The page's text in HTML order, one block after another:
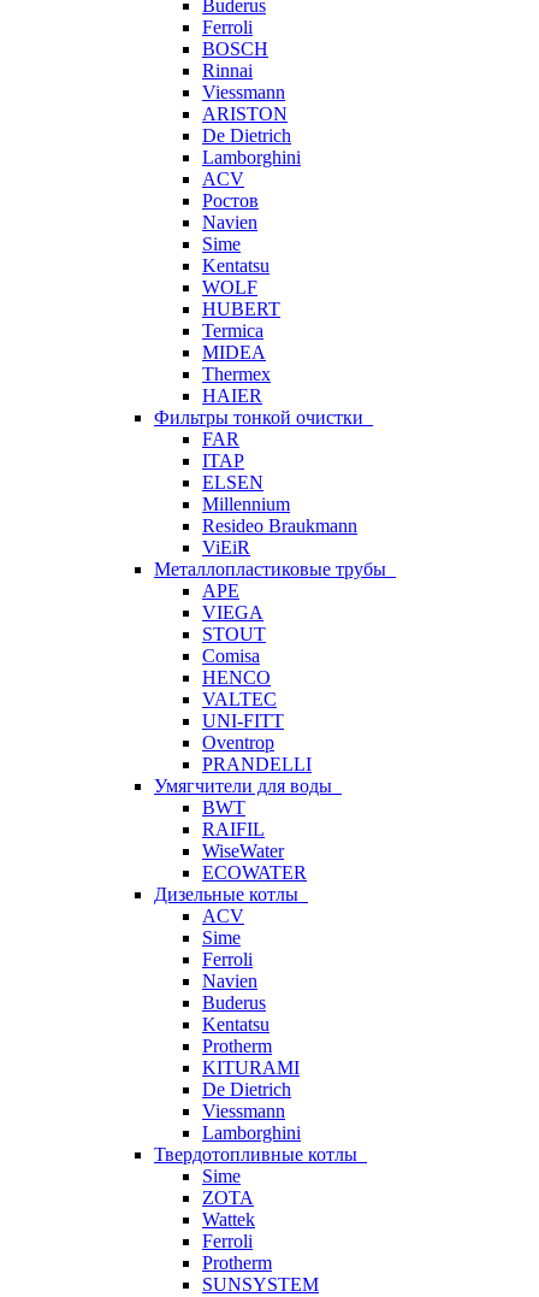
Buderus
Ferroli
BOSCH
Rinnai
Viessmann
ARISTON
De Dietrich
Lamborghini
ACV
Ростов
Navien
Sime
Kentatsu
WOLF
HUBERT
Termica
MIDEA
Thermex
HAIER
Фильтры тонкой очистки
FAR
ITAP
ELSEN
Millennium
Resideo Braukmann
ViEiR
Металлопластиковые трубы
APE
VIEGA
STOUT
Comisa
HENCO
VALTEC
UNI-FITT
Oventrop
PRANDELLI
Умягчители для воды
BWT
RAIFIL
WiseWater
ECOWATER
Дизельные котлы
ACV
Sime
Ferroli
Navien
Buderus
Kentatsu
Protherm
KITURAMI
De Dietrich
Viessmann
Lamborghini
Твердотопливные котлы
Sime
ZOTA
Wattek
Ferroli
Protherm
SUNSYSTEM